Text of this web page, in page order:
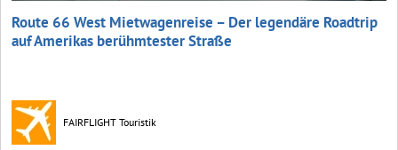
Route 66 West Mietwagenreise – Der legendäre Roadtrip
auf Amerikas berühmtester Straße
FAIRFLIGHT Touristik